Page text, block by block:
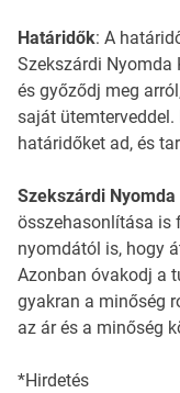
Határidők: A
Szekszárdi
és győződj meg
saját
határidőket ad, és
Szekszárdi
összehasonlítása is
nyomdától is, hogy
Azonban óvakodj a
gyakran a minőség
az ár és a minőség
*Hirdetés